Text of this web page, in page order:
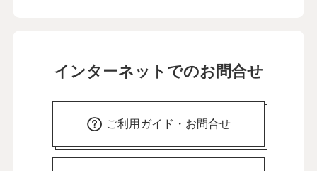
インターネットでのお問合せ
ご利用ガイド・お問合せ